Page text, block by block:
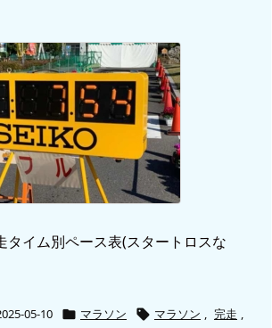
タイム別ペース表(スタートロスな
05-10  マラソン  マラソン , 完走 ,